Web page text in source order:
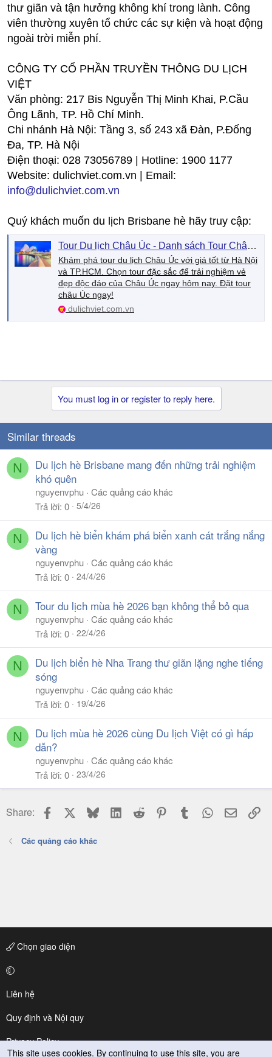
thư giãn và tận hưởng không khí trong lành. Công
viên thường xuyên tổ chức các sự kiện và hoạt động
ngoài trời miễn phí.
CÔNG TY CỔ PHẦN TRUYỀN THÔNG DU LỊCH
VIỆT
Văn phòng: 217 Bis Nguyễn Thị Minh Khai, P.Cầu
Ông Lãnh, TP. Hồ Chí Minh.
Chi nhánh Hà Nội: Tầng 3, số 243 xã Đàn, P.Đống
Đa, TP. Hà Nội
Điện thoại: 028 73056789 | Hotline: 1900 1177
Website: dulichviet.com.vn | Email:
info@dulichviet.com.vn
Quý khách muốn du lịch Brisbane hè hãy truy cập:
Tour Du lịch Châu Úc - Danh sách Tour Châu Úc - Du Lịch Việt
Khám phá tour du lịch Châu Úc với giá tốt từ Hà Nội
và TP.HCM. Chọn tour đặc sắc để trải nghiệm vẻ
đẹp độc đáo của Châu Úc ngay hôm nay. Đặt tour
châu Úc ngay!
dulichviet.com.vn
You must log in or register to reply here.
Similar threads
N
Du lịch hè Brisbane mang đến những trải nghiệm
khó quên
nguyenvphu Các quảng cáo khác
Trả lời 0 5/4/26
N
Du lịch hè biển khám phá biển xanh cát trắng nắng
vàng
nguyenvphu Các quảng cáo khác
Trả lời 0 24/4/26
N Tour du lịch mùa hè 2026 bạn không thể bỏ qua
nguyenvphu Các quảng cáo khác
Trả lời 0 22/4/26
N
Du lịch biển hè Nha Trang thư giãn lặng nghe tiếng
sóng
nguyenvphu Các quảng cáo khác
Trả lời 0 19/4/26
N
Du lịch mùa hè 2026 cùng Du lịch Việt có gì hấp
dẫn?
nguyenvphu Các quảng cáo khác
Trả lời 0 23/4/26
Share: Facebook BlueskyLinkedIn
Reddit PinterestTumblr WhatsApp
Email
Các quảng cáo khác
Chọn giao diện
Liên hệ
Quy định và Nội quy
Privacy Policy
This site uses cookies. By continuing to use this site, you are